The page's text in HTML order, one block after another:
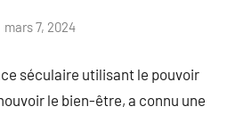
mars 7, 2024
séculaire utilisant le pouvoir
le bien-être, a connu une